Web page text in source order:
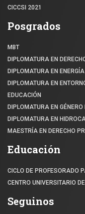
CICCSI 2021
Posgrados
MBT
DIPLOMATURA EN
DIPLOMATURA EN ENERGÍA
DIPLOMATURA EN
EDUCACIÓN
DIPLOMATURA EN GÉNERO
DIPLOMATURA EN
MAESTRÍA EN DERECHO
Educación
CICLO DE PROFESORADO
CENTRO UNIVERSITARIO
Seguinos